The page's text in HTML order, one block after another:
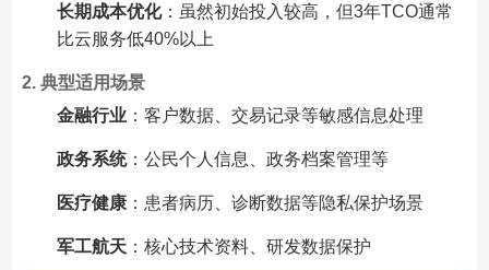
长期成本优化：虽然初始投入较高，但3年TCO通常
比云服务低40%以上
2. 典型适用场景
金融行业：客户数据、交易记录等敏感信息处理
政务系统：公民个人信息、政务档案管理等
医疗健康：患者病历、诊断数据等隐私保护场景
军工航天：核心技术资料、研发数据保护